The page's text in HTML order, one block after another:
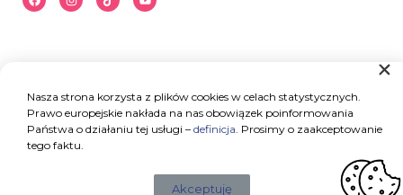
Nasza strona korzysta z plików cookies w celach statystycznych.
Prawo europejskie nakłada na nas obowiązek poinformowania
Państwa o działaniu tej usługi – definicja. Prosimy o zaakceptowanie
tego faktu.
Akceptuję